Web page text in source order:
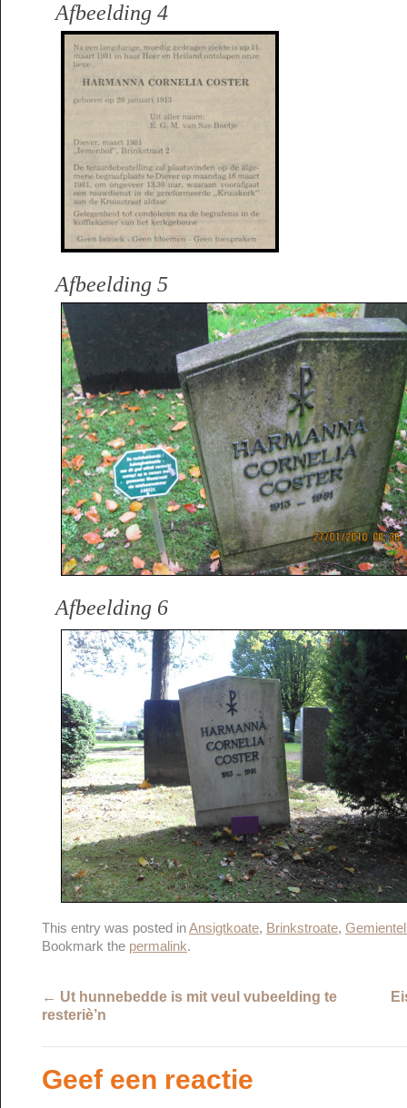
Afbeelding 4
Afbeelding 5
Afbeelding 6
This entry was posted inAnsigtkoate, Brinkstroate,
Bookmark the permalink.
← Ut hunnebedde is mit veul vubeelding te
resteriè’n
Geef een reactie